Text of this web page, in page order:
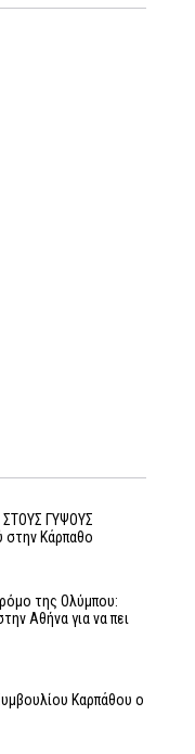
ΓΥΨΟΥΣ
στην Κάρπαθο
της Ολύμπου:
Αθήνα για να πει
Καρπάθου ο